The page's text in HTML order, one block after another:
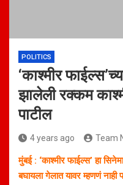
POLITICS
‘काश्मीर
झालेली रक्कम
पाटील
4 years ago Team
मुंबई : ‘काश्मीर फाईल्स’ हा
बघायला गेलात यावर म्हणणं